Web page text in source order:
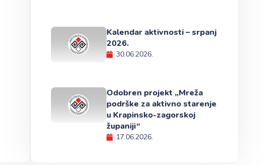
Kalendar aktivnosti – srpanj
2026.
30.06.2026.
Odobren projekt „Mreža
podrške za aktivno starenje
u Krapinsko-zagorskoj
županiji“
17.06.2026.